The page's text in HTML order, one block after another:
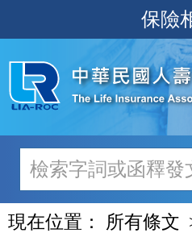
至
主
內
容
保險
現在位置： 所有條文